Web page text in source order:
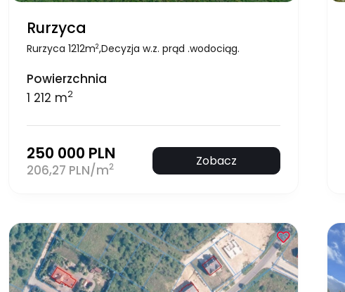
Rurzyca
Rurzyca 1212m2,Decyzja w.z. prąd .wodociąg.
Powierzchnia
1 212 m2
250 000 PLN
206,27 PLN/m2 Zobacz